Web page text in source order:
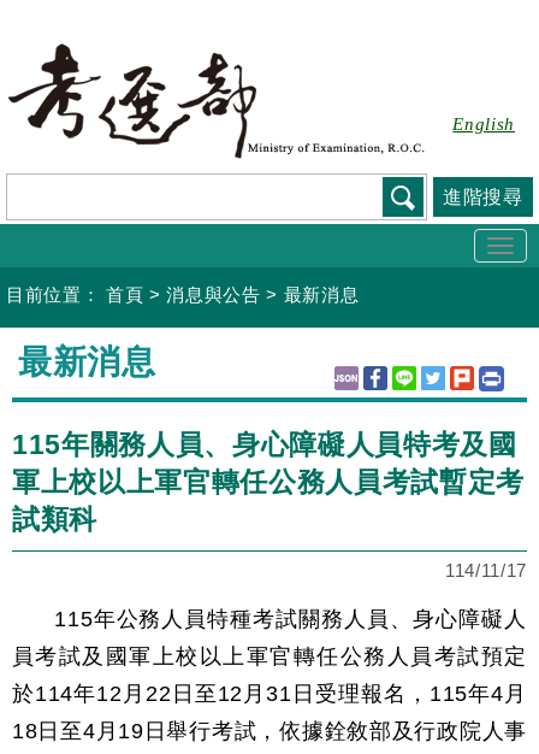
要
容
English
進階搜尋
目前位置： 首頁 >消息與公告 > 最新消息
:::
最新消息
115年關務人員、身心障礙人員特考及國
軍上校以上軍官轉任公務人員考試暫定考
試類科
114/11/17
115年公務人員特種考試關務人員、身心障礙人
員考試及國軍上校以上軍官轉任公務人員考試預定
於114年12月22日至12月31日受理報名，115年4月
18日至4月19日舉行考試，依據銓敘部及行政院人事